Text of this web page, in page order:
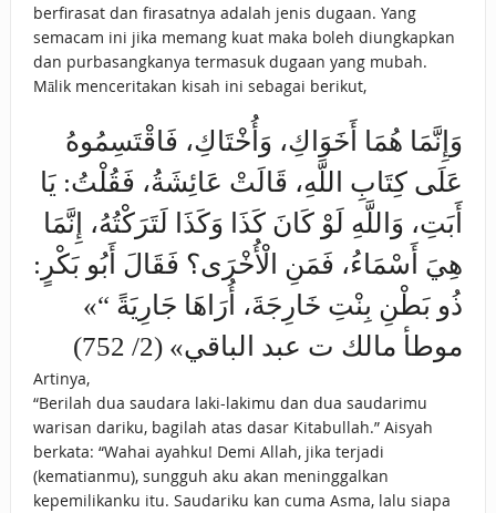
berfirasat dan firasatnya adalah jenis dugaan. Yang
semacam ini jika memang kuat maka boleh diungkapkan
dan purbasangkanya termasuk dugaan yang mubah.
Mālik menceritakan kisah ini sebagai berikut,
وَإِنَّمَا ‌هُمَا ‌أَخَوَاكِ، ‌وَأُخْتَاكِ، فَاقْتَسِمُوهُ
عَلَى كِتَابِ اللَّهِ، قَالَتْ عَائِشَةُ، فَقُلْتُ: يَا
أَبَتِ، وَاللَّهِ لَوْ كَانَ كَذَا وَكَذَا لَتَرَكْتُهُ، إِنَّمَا
هِيَ أَسْمَاءُ، فَمَنِ الْأُخْرَى؟ فَقَالَ أَبُو بَكْرٍ:
ذُو بَطْنِ بِنْتِ خَارِجَةَ، أُرَاهَا جَارِيَةً “»
موطأ مالك ت عبد الباقي» (2/ 752)
Artinya,
“Berilah dua saudara laki-lakimu dan dua saudarimu
warisan dariku, bagilah atas dasar Kitabullah.” Aisyah
berkata: “Wahai ayahku! Demi Allah, jika terjadi
(kematianmu), sungguh aku akan meninggalkan
kepemilikanku itu. Saudariku kan cuma Asma, lalu siapa